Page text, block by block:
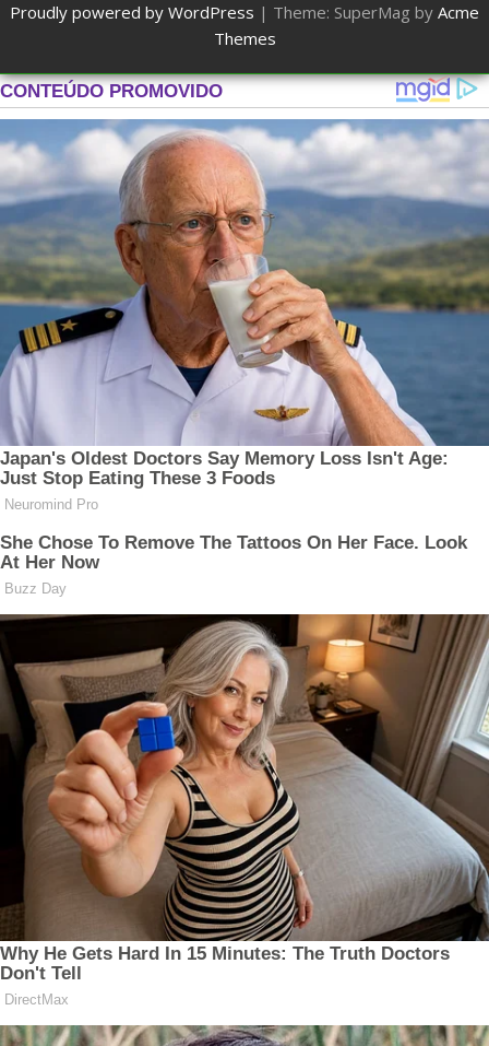
Proudly powered by WordPress | Theme: SuperMag by Acme
Themes